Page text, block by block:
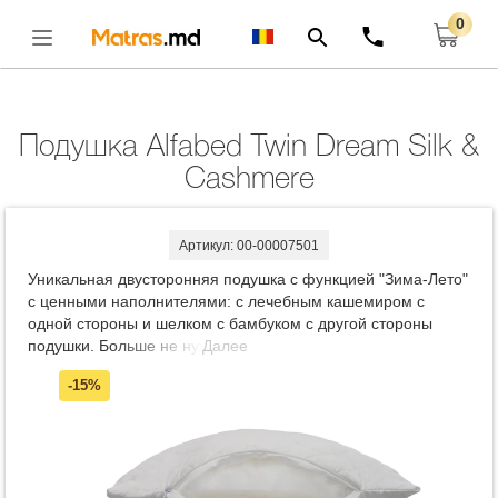
0
Cashmere
Артикул: 00-00007501
Уникальная двусторонняя подушка с функцией "Зима-Лето"
с ценными наполнителями: с лечебным кашемиром с
одной стороны и шелком с бамбуком с другой стороны
подушки. Больше не нужно решать какой наполнитель
лучше, выбирая себе подушку! Вы получаете 2 подушки в
одной и пользуетесь уникальными ценными свойствами
подушку. Наполнитель: кашемир и шелк с бамбуком,
каждый в изолированной секции. Наполнители внутри
подушки находятся в 2-ух изолированных друг от друга
Далее
-15%